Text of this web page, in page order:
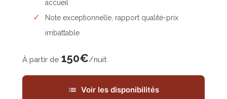
accueil
Note exceptionnelle, rapport qualité-prix
imbattable
À partir de 150€/nuit
Voir les disponibilités